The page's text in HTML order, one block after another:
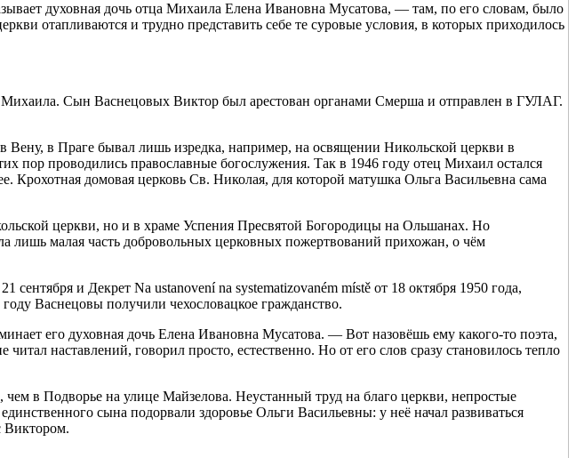
духовная дочь отца Михаила Елена Ивановна Мусатова, — там, по его словам, было
отапливаются и трудно представить себе те суровые условия, в которых приходилось
Сын Васнецовых Виктор был арестован органами Смерша и отправлен в ГУЛАГ.
в Праге бывал лишь изредка, например, на освящении Никольской церкви в
пор проводились православные богослужения. Так в 1946 году отец Михаил остался
домовая церковь Св. Николая, для которой матушка Ольга Васильевна сама
церкви, но и в храме Успения Пресвятой Богородицы на Ольшанах. Но
малая часть добровольных церковных пожертвований прихожан, о чём
и Декрет Na ustanovení na systematizovaném místě от 18 октября 1950 года,
Васнецовы получили чехословацкое гражданство.
его духовная дочь Елена Ивановна Мусатова. — Вот назовёшь ему какого-то поэта,
наставлений, говорил просто, естественно. Но от его слов сразу становилось тепло
в Подворье на улице Майзелова. Неустанный труд на благо церкви, непростые
сына подорвали здоровье Ольги Васильевны: у неё начал развиваться
Виктором.